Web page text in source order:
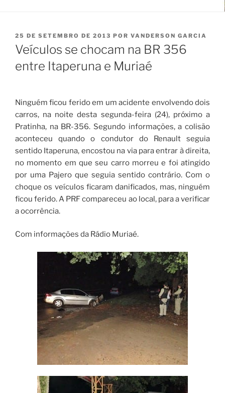
PUBLICADO
EM
25 DE SETEMBRO DE 2013 POR VANDERSON GARCIA
Veículos se chocam na BR 356
entre Itaperuna e Muriaé
Ninguém ficou ferido em um acidente envolvendo dois
carros, na noite desta segunda-feira (24), próximo a
Pratinha, na BR-356. Segundo informações, a colisão
aconteceu quando o condutor do Renault seguia
sentido Itaperuna, encostou na via para entrar à direita,
no momento em que seu carro morreu e foi atingido
por uma Pajero que seguia sentido contrário. Com o
choque os veículos ficaram danificados, mas, ninguém
ficou ferido. A PRF compareceu ao local, para a verificar
a ocorrência.
Com informações da Rádio Muriaé.